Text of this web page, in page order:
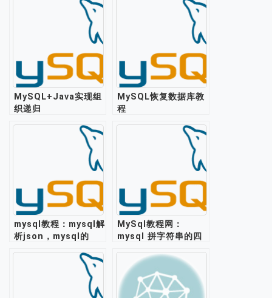
MySQL+Java实现组
织递归
MySQL恢复数据库教
程
mysql教程：mysql解
析json，mysql的
MySql教程网：
mysql 拼字符串的四